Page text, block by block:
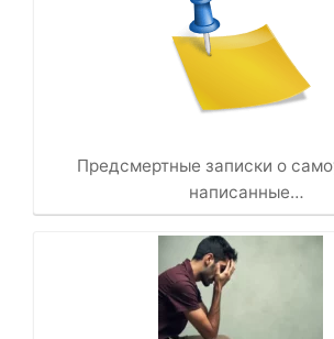
Предсмертные записки о
написанные…